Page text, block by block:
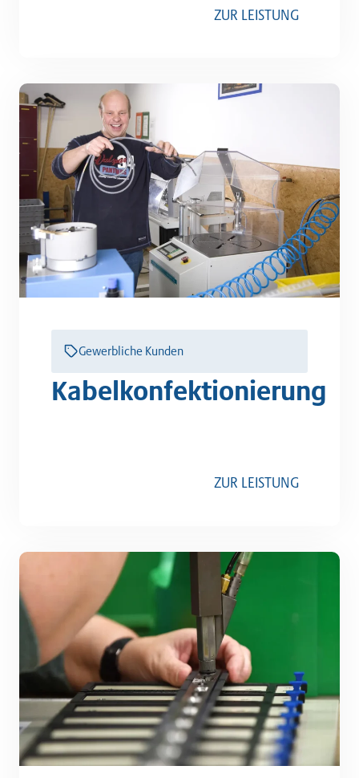
ZUR LEISTUNG
Gewerbliche Kunden
Kabelkonfektionierung
ZUR LEISTUNG